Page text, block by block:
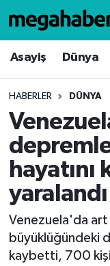
Asayiş Dünya
HABERLER DÜNYA
yaralandı
Venezuela'da
büyüklüğündeki
kaybetti, 700 kişi
Hava Durumu
Süper Lig
Tüm
Son Dakika
Haber Arşivi